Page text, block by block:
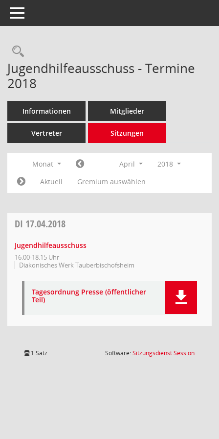
Toggle navigation
Rechercheauswahl
Jugendhilfeausschuss - Termine
2018
Informationen Mitglieder
Vertreter Sitzungen
Monat April
2018
Aktuell
Gremium auswählen
DI 17.04.2018
Jugendhilfeausschuss
16:00-18:15 Uhr
Diakonisches Werk Tauberbischofsheim
Tagesordnung Presse (öffentlicher
Teil)
1 Satz Software:SitzungsdienstSession(Wird in